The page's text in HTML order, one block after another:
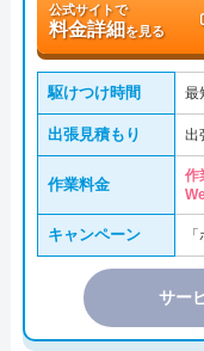
公式サイトで
料金詳細を見る
駆けつけ時間 最
出張見積もり 出
作業料金
作
キャンペーン
サー